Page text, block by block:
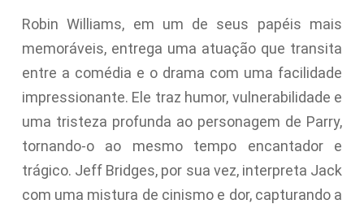
Robin Williams, em um de seus papéis mais
memoráveis, entrega uma atuação que transita
entre a comédia e o drama com uma facilidade
impressionante. Ele traz humor, vulnerabilidade e
uma tristeza profunda ao personagem de Parry,
tornando-o ao mesmo tempo encantador e
trágico. Jeff Bridges, por sua vez, interpreta Jack
com uma mistura de cinismo e dor, capturando a